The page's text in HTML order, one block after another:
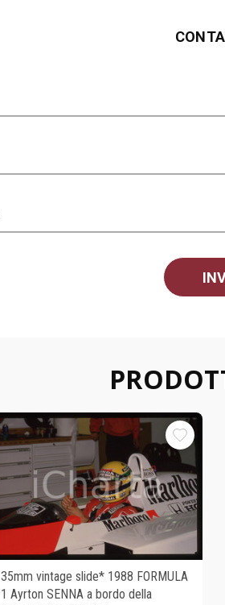
35mm vintage slide* 1988 FORMULA
1 Ayrton SENNA a bordo della